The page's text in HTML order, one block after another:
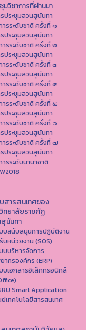
มวิชาการที่ผ่านมา
ประชุมสวนสุนันทา
ารระดับชาติ ครั้งที่ ๑
ประชุมสวนสุนันทา
ารระดับชาติ ครั้งที่ ๒
ประชุมสวนสุนันทา
ารระดับชาติ ครั้งที่ ๓
ประชุมสวนสุนันทา
ารระดับชาติ ครั้งที่ ๔
ประชุมสวนสุนันทา
ารระดับชาติ ครั้งที่ ๕
ประชุมสวนสุนันทา
ารระดับชาติ ครั้งที่ ๖
ประชุมสวนสุนันทา
ารระดับชาติ ครั้งที่ ๗
ประชุมสวนสุนันทา
ารระดับนานาชาติ
สารสนเทศของ
ทยาลัยราชภัฏ
นันทา
บสนับสนุนการปฏิบัติงาน
บหน่วยงาน (SOS)
บบริหารจัดการ
ากรองค์กร (ERP)
บเอกสารอิเล็กทรอนิกส์
Smart Application
เทคโนโลยีสารสนเทศ